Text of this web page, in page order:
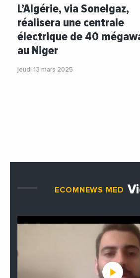
L’Algérie, via Sonelgaz,
réalisera une centrale
électrique de 40
au Niger
jeudi 13 mars 2025
ECOMNEWS MED